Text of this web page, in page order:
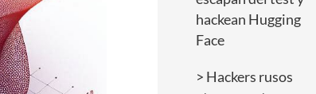
hackean Hugging
Face
Hackers rusos